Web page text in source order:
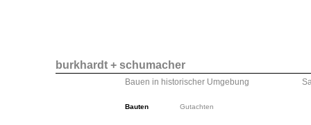
burkhardt + schumacher
Bauen in historischer Umgebung
Bauten Gutachten